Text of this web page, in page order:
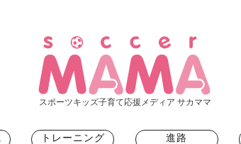
スポーツキッズ子育て応援メディア サカママ
トレーニング 進路